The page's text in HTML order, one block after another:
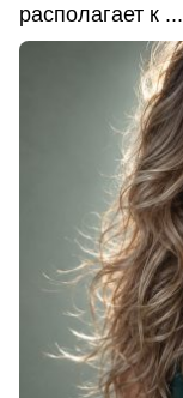
располагает к ...